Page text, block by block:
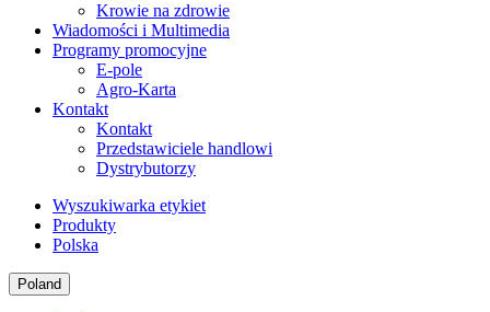
Krowie na zdrowie
Wiadomości i Multimedia
Programy promocyjne
E-pole
Agro-Karta
Kontakt
Kontakt
Przedstawiciele handlowi
Dystrybutorzy
Wyszukiwarka etykiet
Produkty
Polska
Poland